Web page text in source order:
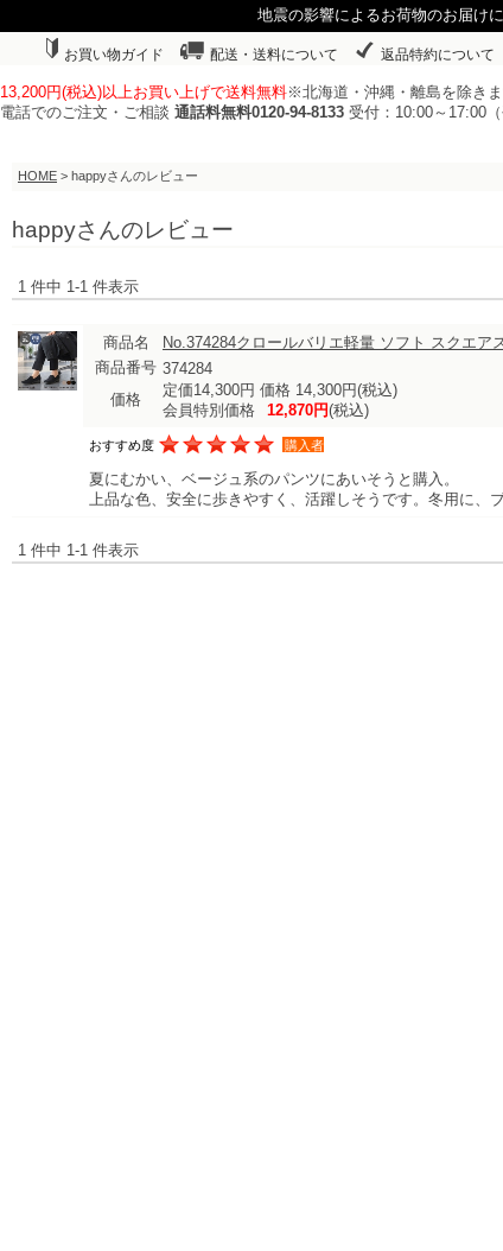
地震の影響によるお荷物のお届け
お買い物ガイド 配送・送料について 返品特約について
13,200円(税込)以上お買い上げで送料無料※北海道・沖縄・離島を除き
電話でのご注文・ご相談 通話料無料0120-94-8133 受付：10:00～17:00（
HOME > happyさんのレビュー
happyさんのレビュー
1 件中 1-1 件表示
商品名
No.374284クロールバリエ軽量 ソフト スクエ
商品番号 374284
価格
定価14,300円 価格 14,300円(税込)
会員特別価格
12,870円(税込)
おすすめ度 購入者
夏にむかい、ベージュ系のパンツにあいそうと購入。
上品な色、安全に歩きやすく、活躍しそうです。冬用に、
1 件中 1-1 件表示